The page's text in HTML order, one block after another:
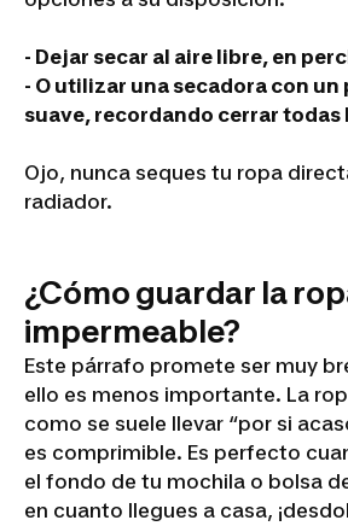
- Dejar secar al aire libre, en
- O utilizar una secadora con
suave, recordando cerrar todas
Ojo, nunca seques tu ropa
radiador.
¿Cómo guardar la
impermeable?
Este párrafo promete ser muy
ello es menos importante. La
como se suele llevar “por si
es comprimible. Es perfecto
el fondo de tu mochila o bolsa
en cuanto llegues a casa, ¡